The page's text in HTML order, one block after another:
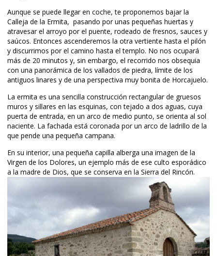
Aunque se puede llegar en coche, te proponemos bajar la
Calleja de la Ermita, pasando por unas pequeñas huertas y
atravesar el arroyo por el puente, rodeado de fresnos, sauces y
aúcos. Entonces ascenderemos la otra vertiente hasta el pilón
y discurrimos por el camino hasta el templo. No nos ocupará
más de 20 minutos y, sin embargo, el recorrido nos obsequia
con una panorámica de los vallados de piedra, límite de los
antiguos linares y de una perspectiva muy bonita de Horcajuelo.
La ermita es una sencilla construcción rectangular de gruesos
muros y sillares en las esquinas, con tejado a dos aguas, cuya
puerta de entrada, en un arco de medio punto, se orienta al sol
naciente. La fachada está coronada por un arco de ladrillo de la
que pende una pequeña campana.
En su interior, una pequeña capilla alberga una imagen de la
Virgen de los Dolores, un ejemplo más de ese culto esporádico
a la madre de Dios, que se conserva en la Sierra del Rincón.